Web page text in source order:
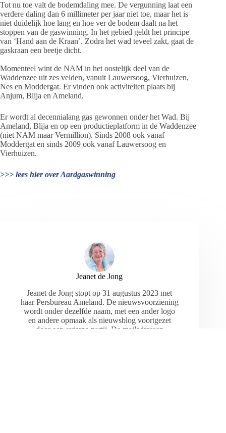
Tot nu toe valt de bodemdaling mee. De vergunning laat een
verdere daling dan 6 millimeter per jaar niet toe, maar het is
niet duidelijk hoe lang en hoe ver de bodem daalt na het
stoppen van de gaswinning. In het gebied geldt het principe
van ‘Hand aan de Kraan’. Zodra het wad teveel zakt, gaat de
gaskraan een beetje dicht.
Momenteel wint de NAM in het oostelijk deel van de
Waddenzee uit zes velden, vanuit Lauwersoog, Vierhuizen,
Nes en Moddergat. Er vinden ook activiteiten plaats bij
Anjum, Blija en Ameland.
Er wordt al decennialang gas gewonnen onder het Wad. Bij
Ameland, Blija en op een productieplatform in de Waddenzee
(niet NAM maar Vermillion). Sinds 2008 ook vanaf
Moddergat en sinds 2009 ook vanaf Lauwersoog en
Vierhuizen.
>>> lees hier over Aardgaswinning
Jeanet de Jong
Jeanet de Jong stopt op 31 augustus 2023 met
haar Persbureau Ameland. De nieuwsvoorziening
wordt onder dezelfde naam, met een ander logo
en andere opmaak als nieuwsblog voortgezet
door een externe partij. De mailadressen